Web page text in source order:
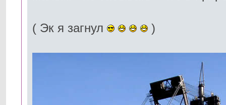
( Эк я загнул )